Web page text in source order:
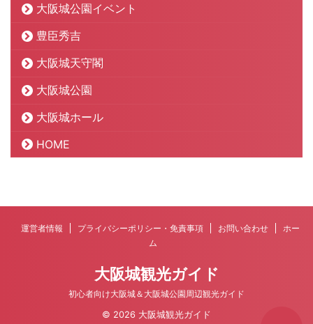
大阪城公園イベント
豊臣秀吉
大阪城天守閣
大阪城公園
大阪城ホール
HOME
運営者情報 プライバシーポリシー・免責事項 お問い合わせ
ホー
ム
大阪城観光ガイド
初心者向け大阪城＆大阪城公園周辺観光ガイド
© 2026 大阪城観光ガイド